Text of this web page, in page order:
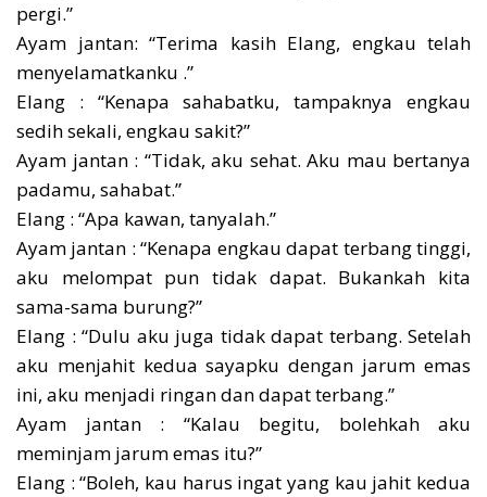
pergi.”
Ayam jantan: “Terima kasih Elang, engkau telah
menyelamatkanku .”
Elang : “Kenapa sahabatku, tampaknya engkau
sedih sekali, engkau sakit?”
Ayam jantan : “Tidak, aku sehat. Aku mau bertanya
padamu, sahabat.”
Elang : “Apa kawan, tanyalah.”
Ayam jantan : “Kenapa engkau dapat terbang tinggi,
aku melompat pun tidak dapat. Bukankah kita
sama-sama burung?”
Elang : “Dulu aku juga tidak dapat terbang. Setelah
aku menjahit kedua sayapku dengan jarum emas
ini, aku menjadi ringan dan dapat terbang.”
Ayam jantan : “Kalau begitu, bolehkah aku
meminjam jarum emas itu?”
Elang : “Boleh, kau harus ingat yang kau jahit kedua